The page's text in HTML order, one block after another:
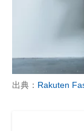
出典： Rakuten